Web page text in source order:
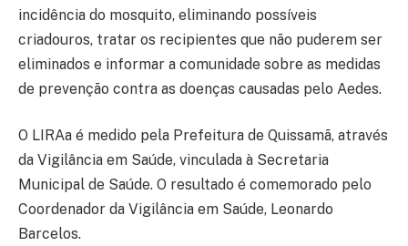
incidência do mosquito, eliminando possíveis
criadouros, tratar os recipientes que não puderem ser
eliminados e informar a comunidade sobre as medidas
de prevenção contra as doenças causadas pelo Aedes.
O LIRAa é medido pela Prefeitura de Quissamã, através
da Vigilância em Saúde, vinculada à Secretaria
Municipal de Saúde. O resultado é comemorado pelo
Coordenador da Vigilância em Saúde, Leonardo
Barcelos.